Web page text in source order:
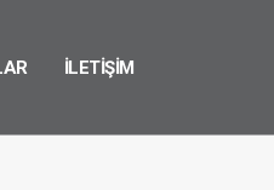
İLETIŞIM